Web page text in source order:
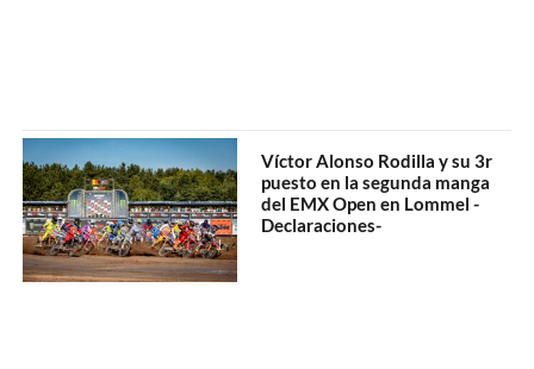
Víctor Alonso Rodilla y su 3r
puesto en la segunda manga
del EMX Open en Lommel -
Declaraciones-